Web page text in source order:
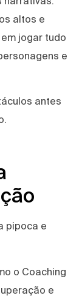
altos e
jogar tudo
e
antes
pipoca e
o Coaching
e